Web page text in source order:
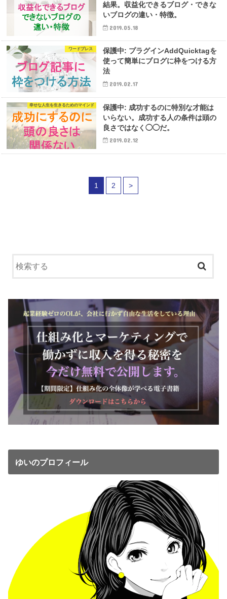
結果。収益化できるブログ・できな
いブログの違い・特徴。
2019.05.18
ワードプレス
保護中: プラグインAddQuicktagを
使って簡単にブログに枠をつける方
法
2019.02.17
幸せな人生を生きるためのマインド
保護中: 成功するのに特別な才能は
いらない。成功する人の条件は頭の
良さではなく◯◯だ。
2019.02.12
1 2 >
ゆいのプロフィール